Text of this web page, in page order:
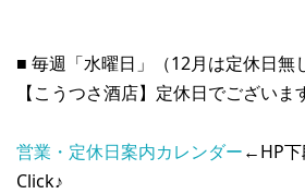
■ 毎週「水曜日」（12月は定休日無
【こうつさ酒店】定休日でございま
営業・定休日案内カレンダー←HP下
Click♪